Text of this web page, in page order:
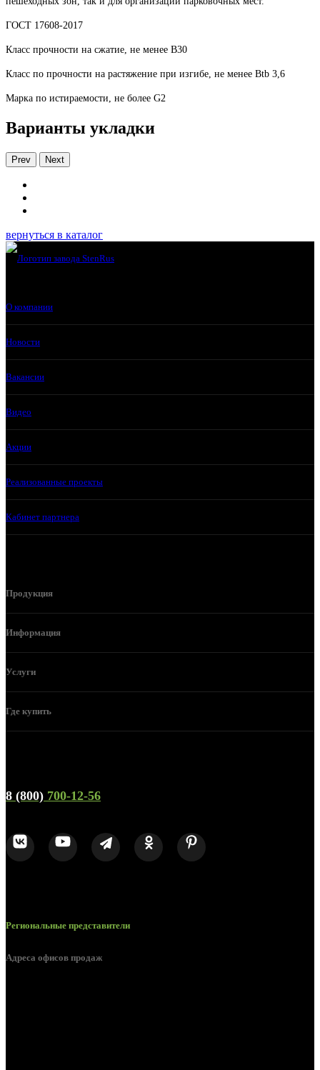
ГОСТ 17608-2017
Класс прочности на сжатие, не менее В30
Класс по прочности на растяжение при изгибе, не менее Btb 3,6
Марка по истираемости, не более G2
Варианты укладки
Prev Next
вернуться в каталог
О компании
Новости
Вакансии
Видео
Акции
Реализованные проекты
Кабинет партнера
Продукция
Информация
Услуги
Где купить
8 (800) 700-12-56
Региональные представители
Адреса офисов продаж